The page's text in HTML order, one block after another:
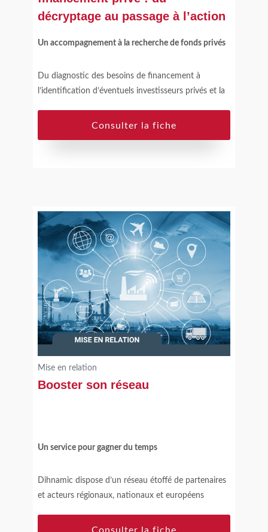
décryptage au passage à l’action
Un accompagnement à la recherche de fonds privés
Du diagnostic des besoins de financement à
l’identification d’éventuels investisseurs privés et la
sécuriser et accélérer le financement d’un projet
Consulter la fiche
Mise en relation
Booster son réseau
Un service pour gagner du temps
Dihnamic dispose d’un réseau étoffé de partenaires
et acteurs régionaux, nationaux et européens
complémentaires à celles de Dihnamic. Un vivier de
Consulter la fiche